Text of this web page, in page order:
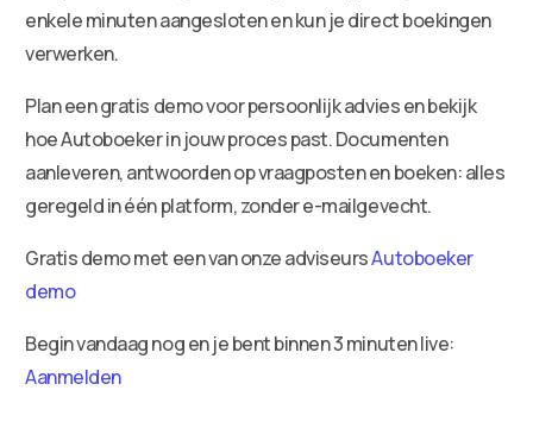
enkele minuten aangesloten en kun je direct boekingen
verwerken.
Plan een gratis demo voor persoonlijk advies en bekijk
hoe Autoboeker in jouw proces past. Documenten
aanleveren, antwoorden op vraagposten en boeken: alles
geregeld in één platform, zonder e-mailgevecht.
Gratis demo met een van onze adviseursAutoboeker
demo
Begin vandaag nog en je bent binnen 3 minuten live:
Aanmelden